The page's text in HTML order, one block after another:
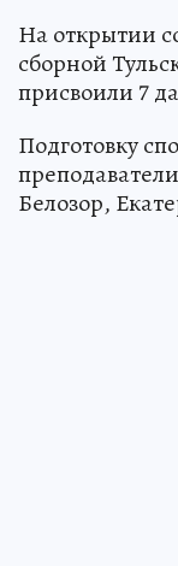
На открытии
сборной
присвоили 7
Подготовку
Белозор,